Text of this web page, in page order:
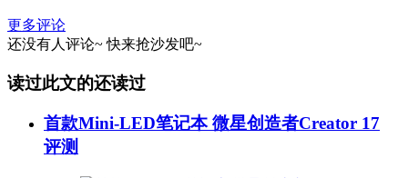
更多评论
还没有人评论~ 快来抢沙发吧~
读过此文的还读过
首款Mini-LED笔记本 微星创造者Creator 17
评测